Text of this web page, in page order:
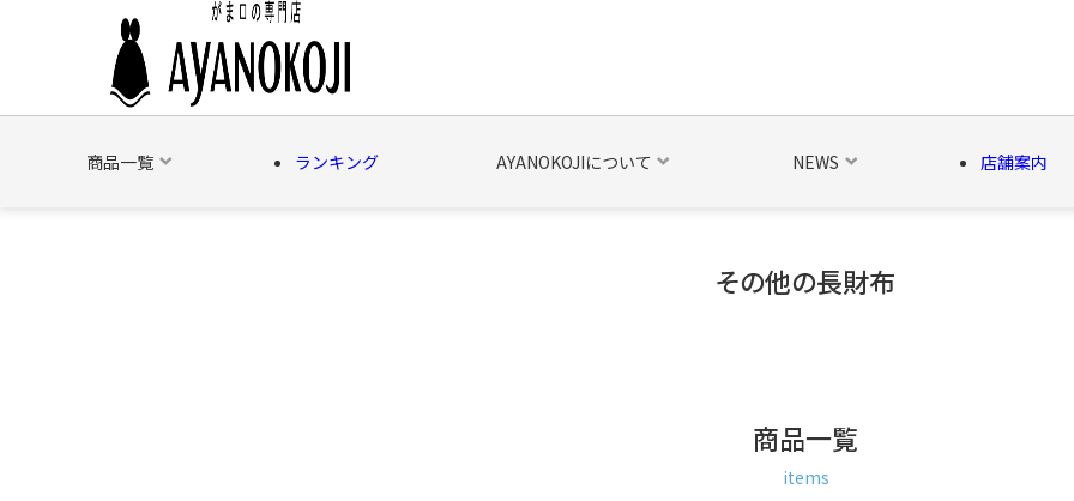
商品一覧 ランキング AYANOKOJIについて NEWS 店舗案内
ベルト・関連商品 新商品 シーズン品
その他の長財布
商品一覧
items